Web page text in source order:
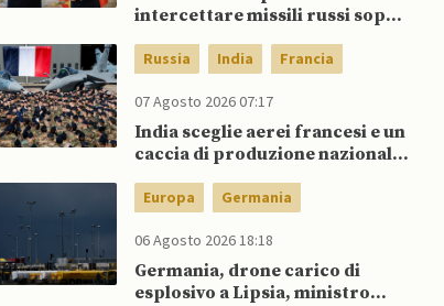
intercettare missili russi sopra
aereo NATO
Russia India Francia
07 Agosto 2026 07:17
India sceglie aerei francesi e un
caccia di produzione nazionale,
parte di Putin
Europa Germania
06 Agosto 2026 18:18
Germania, drone carico di
esplosivo a Lipsia, ministro